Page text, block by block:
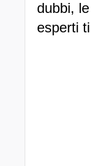
dubbi,
esperti